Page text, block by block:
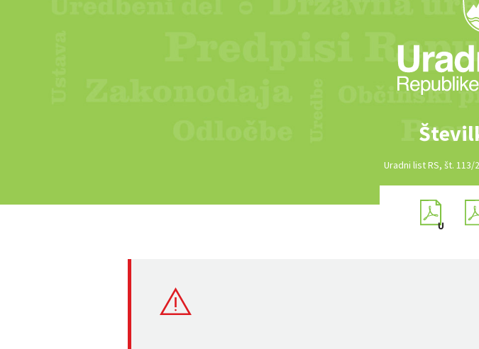
Uradni list RS, št. 113/